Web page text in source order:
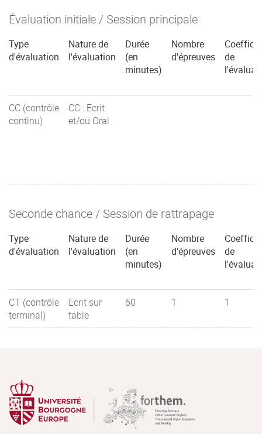
Évaluation initiale / Session principale
Type
d'évaluation
Nature de
l'évaluation
Durée
(en
minutes)
Nombre
d'épreuves
de
CC (contrôle
continu)
CC : Ecrit
et/ou Oral
Seconde chance / Session de rattrapage
Type
d'évaluation
Nature de
l'évaluation
Durée
(en
minutes)
Nombre
d'épreuves
de
CT (contrôle
terminal)
Ecrit sur
table
60 1 1